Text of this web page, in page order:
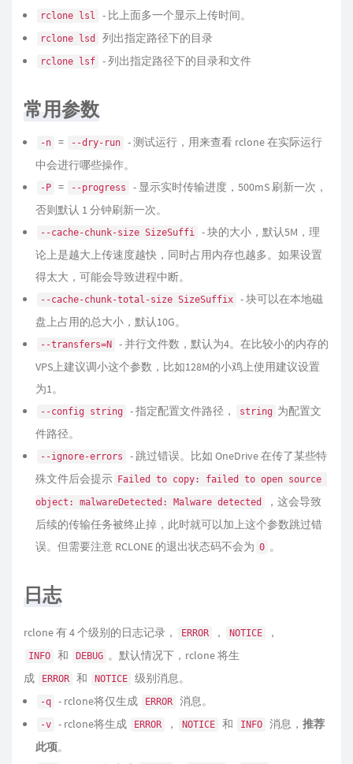
rclone lsl - 比上面多一个显示上传时间。
rclone lsd 列出指定路径下的目录
rclone lsf - 列出指定路径下的目录和文件
常用参数
-n = --dry-run
- 测试运行，用来查看 rclone 在实际运行
中会进行哪些操作。
-P = --progress
- 显示实时传输进度，500mS 刷新一次，
否则默认 1 分钟刷新一次。
--cache-chunk-size SizeSuffi
- 块的大小，默认5M，理
论上是越大上传速度越快，同时占用内存也越多。如果设置
得太大，可能会导致进程中断。
--cache-chunk-total-size SizeSuffix
- 块可以在本地磁
盘上占用的总大小，默认10G。
--transfers=N
- 并行文件数，默认为4。在比较小的内存的
VPS上建议调小这个参数，比如128M的小鸡上使用建议设置
为1。
--config string - 指定配置文件路径， string 为配置文
件路径。
--ignore-errors
- 跳过错误。比如 OneDrive 在传了某些特
殊文件后会提示 Failed to copy: failed to open source
object: malwareDetected: Malware detected
，这会导致
后续的传输任务被终止掉，此时就可以加上这个参数跳过错
误。但需要注意 RCLONE 的退出状态码不会为 0 。
日志
rclone 有 4 个级别的日志记录， ERROR ， NOTICE ，
INFO 和 DEBUG 。默认情况下，rclone 将生
成
ERROR 和 NOTICE 级别消息。
-q - rclone将仅生成 ERROR 消息。
-v - rclone将生成 ERROR ， NOTICE 和 INFO 消息， 推荐
此项。